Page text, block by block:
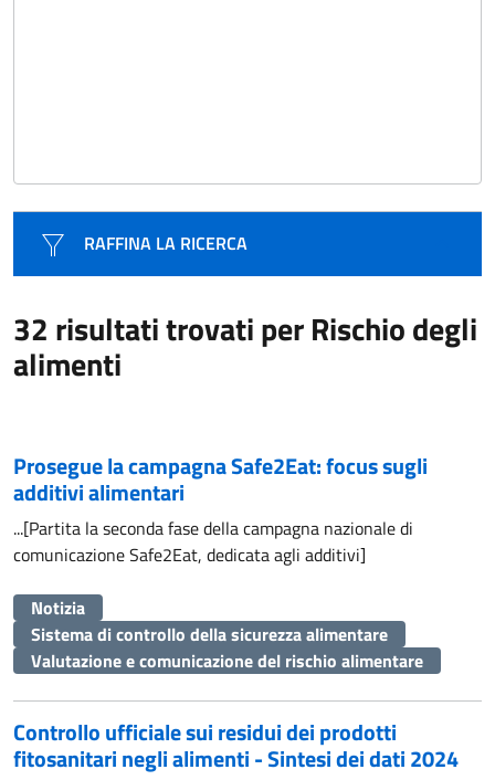
RAFFINA LA RICERCA
32 risultati trovati per Rischio degli
alimenti
Prosegue la campagna Safe2Eat: focus sugli
additivi alimentari
...[Partita la seconda fase della campagna nazionale di
comunicazione Safe2Eat, dedicata agli additivi]
Notizia
Sistema di controllo della sicurezza alimentare
Valutazione e comunicazione del rischio alimentare
Controllo ufficiale sui residui dei prodotti
fitosanitari negli alimenti - Sintesi dei dati 2024